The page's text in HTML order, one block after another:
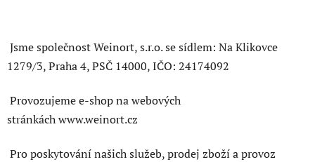
Jsme společnost Weinort, s.r.o. se sídlem: Na Klikovce
1279/3, Praha 4, PSČ 14000, IČO: 24174092
Provozujeme e-shop na webových
stránkách www.weinort.cz
Pro poskytování našich služeb, prodej zboží a provoz